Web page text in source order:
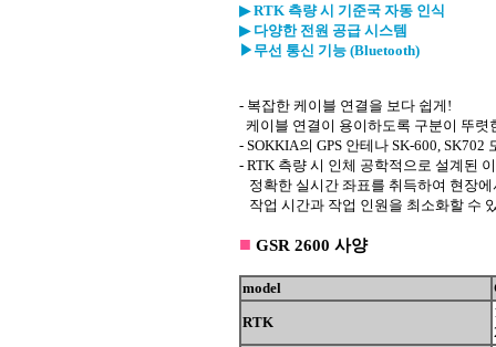
▶ RTK 측량 시 기준국 자동 인식
▶ 다양한 전원 공급 시스템
▶무선 통신 기능 (Bluetooth)
- 복잡한 케이블 연결을 보다 쉽게!
케이블 연결이 용이하도록 구분이 뚜렷
- SOKKIA의 GPS 안테나 SK-600, SK702
- RTK 측량 시 인체 공학적으로 설계된
정확한 실시간 좌표를 취득하여 현장
작업 시간과 작업 인원을 최소화할 수
■ GSR 2600 사양
model
RTK